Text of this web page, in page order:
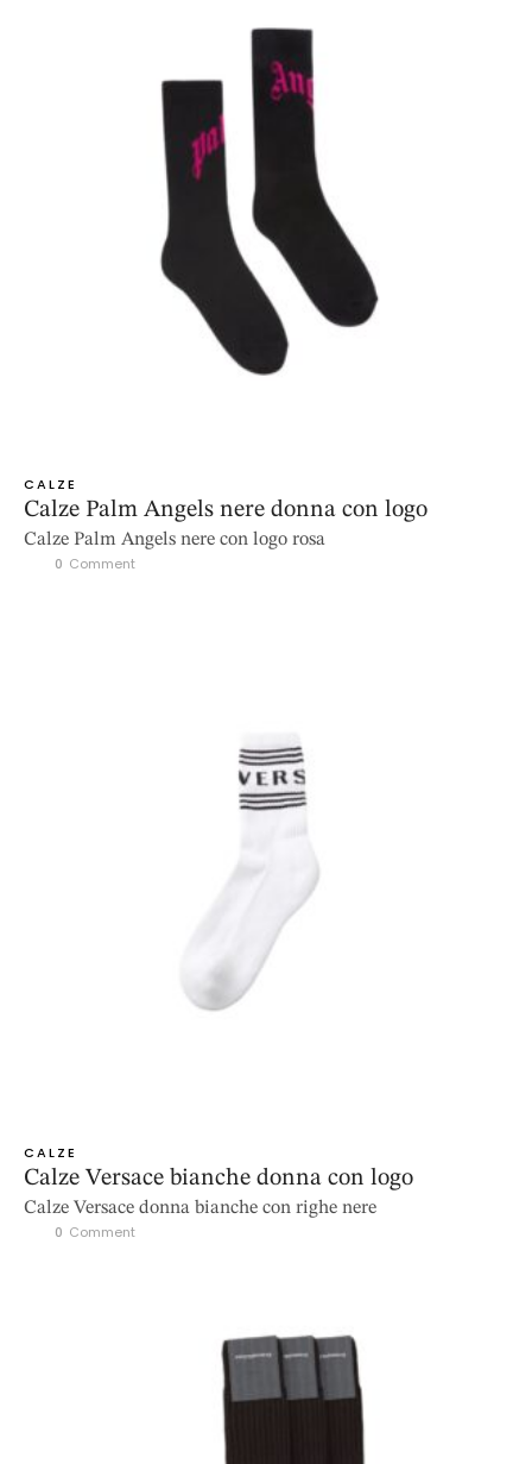
CALZE
Calze Palm Angels nere donna con logo
Calze Palm Angels nere con logo rosa
0 Comment
CALZE
Calze Versace bianche donna con logo
Calze Versace donna bianche con righe nere
0 Comment